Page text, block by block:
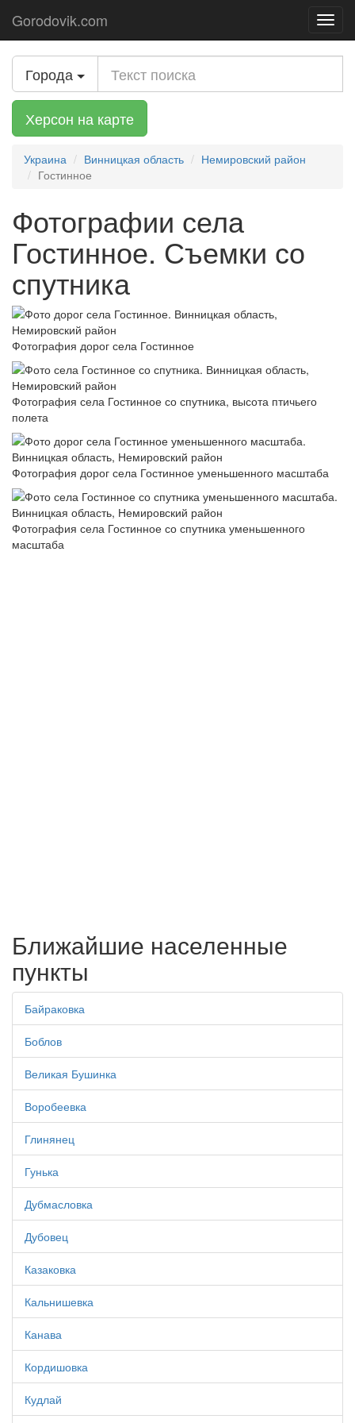
Gorodovik.com
Города
Херсон на карте
Украина Винницкая область
Немировский район
Гостинное
Фотографии села
Гостинное. Съемки со
спутника
Фотография дорог села Гостинное
Фотография села Гостинное со спутника, высота птичьего
полета
Фотография дорог села Гостинное уменьшенного масштаба
Фотография села Гостинное со спутника уменьшенного
масштаба
Ближайшие населенные
пункты
Байраковка
Боблов
Великая Бушинка
Воробеевка
Глинянец
Гунька
Дубмасловка
Дубовец
Казаковка
Кальнишевка
Канава
Кордишовка
Кудлай